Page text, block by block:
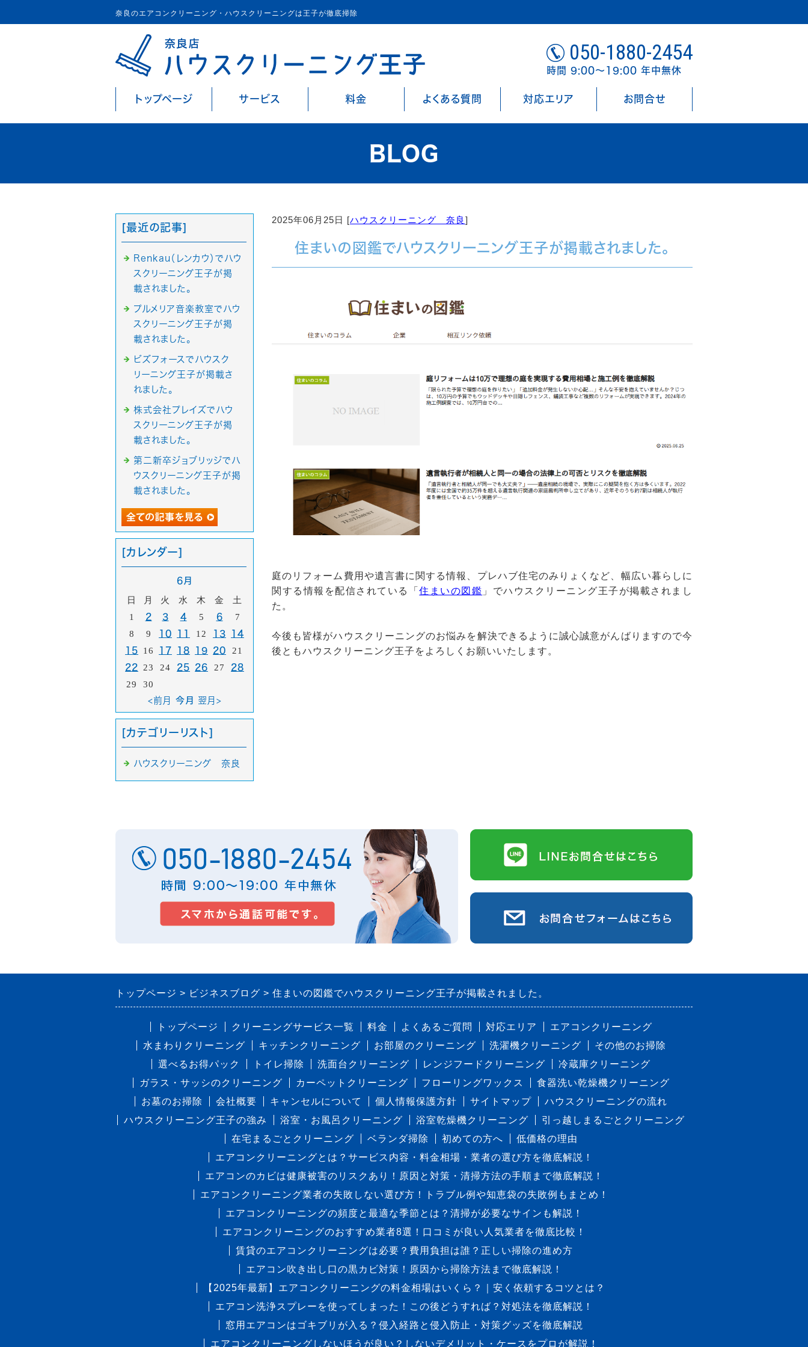
奈良のエアコンクリーニング・ハウスクリーニングは王子が徹底掃除
050-1880-2454
時間 9:00～19:00 年中無休
トップページ サービス 料金 よくある質問 対応エリア お問合せ
BLOG
2025年06月25日 [ハウスクリーニング 奈良]
住まいの図鑑でハウスクリーニング王子が掲載されました。
庭のリフォーム費用や遺言書に関する情報、プレハブ住宅のみりょくなど、幅広い暮らしに
関する情報を配信されている「住まいの図鑑 」でハウスクリーニング王子が掲載されまし
た。
今後も皆様がハウスクリーニングのお悩みを解決できるように誠心誠意がんばりますので今
後ともハウスクリーニング王子をよろしくお願いいたします。
[最近の記事]
Renkau（レンカウ）でハウ
スクリーニング王子が掲
載されました。
プルメリア音楽教室でハウ
スクリーニング王子が掲
載されました。
ビズフォースでハウスク
リーニング王子が掲載さ
れました。
株式会社プレイズでハウ
スクリーニング王子が掲
載されました。
第二新卒ジョブリッジでハ
ウスクリーニング王子が掲
載されました。
[カレンダー]
6月
日 月 火 水 木 金
土
1
2 3 4 5 6
7
8
9 10 11 12 13
14
15
16 17 18 19 20 21
22 23 24 25 26 27 28
29 30
<前月 今月 翌月>
[カテゴリーリスト]
ハウスクリーニング 奈良
トップページ ビジネスブログ 住まいの図鑑でハウスクリーニング王子が掲載されました。
トップページ クリーニングサービス一覧 料金 よくあるご質問 対応エリア
エアコンクリーニング
水まわりクリーニング
キッチンクリーニング お部屋のクリーニング 洗濯機クリーニング
その他のお掃除
選べるお得パック
トイレ掃除 洗面台クリーニング レンジフードクリーニング
冷蔵庫クリーニング
ガラス・サッシのクリーニング
カーペットクリーニング フローリングワックス
食器洗い乾燥機クリーニング
お墓のお掃除
会社概要 キャンセルについて 個人情報保護方針 サイトマップ
ハウスクリーニングの流れ
ハウスクリーニング王子の強み
浴室・お風呂クリーニング 浴室乾燥機クリーニング
引っ越しまるごとクリーニング
在宅まるごとクリーニング
ベランダ掃除 初めての方へ
低価格の理由
エアコンクリーニングとは？サービス内容・料金相場・業者の選び方を徹底解説！
エアコンのカビは健康被害のリスクあり！原因と対策・清掃方法の手順まで徹底解説！
エアコンクリーニング業者の失敗しない選び方！トラブル例や知恵袋の失敗例もまとめ！
エアコンクリーニングの頻度と最適な季節とは？清掃が必要なサインも解説！
エアコンクリーニングのおすすめ業者8選！口コミが良い人気業者を徹底比較！
賃貸のエアコンクリーニングは必要？費用負担は誰？正しい掃除の進め方
エアコン吹き出し口の黒カビ対策！原因から掃除方法まで徹底解説！
【2025年最新】エアコンクリーニングの料金相場はいくら？｜安く依頼するコツとは？
エアコン洗浄スプレーを使ってしまった！この後どうすれば？対処法を徹底解説！
窓用エアコンはゴキブリが入る？侵入経路と侵入防止・対策グッズを徹底解説
エアコンクリーニングしないほうが良い？しないデメリット・ケースをプロが解説！